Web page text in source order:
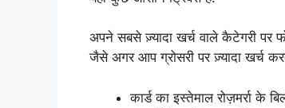
अपने सबसे ज़्यादा खर्च वाले कैटेगरी पर
जैसे अगर आप ग्रोसरी पर ज़्यादा खर्च
कार्ड का इस्तेमाल रोज़मर्रा